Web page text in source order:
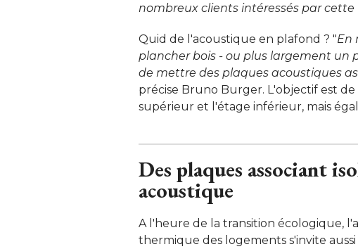
nombreux clients intéressés par cette
Quid de l'acoustique en plafond ? "En
plancher bois - ou plus largement un
de mettre des plaques acoustiques
précise Bruno Burger. L'objectif est
supérieur et l'étage inférieur, mais
Des plaques associant
acoustique
A l'heure de la transition écologique,
thermique des logements s'invite